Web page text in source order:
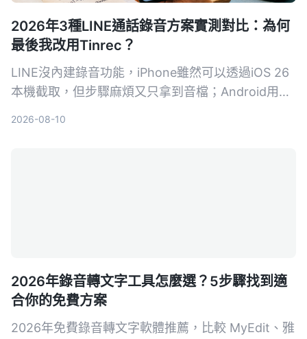
2026年3種LINE通話錄音方案實測對比：為何
最後我改用Tinrec？
LINE沒內建錄音功能，iPhone雖然可以透過iOS 26
本機截取，但步驟麻煩又只拿到音檔；Android用戶
2026-08-10
2026年錄音轉文字工具怎麼選？5步驟找到適
合你的免費方案
2026年免費錄音轉文字軟體推薦，比較 MyEdit、雅